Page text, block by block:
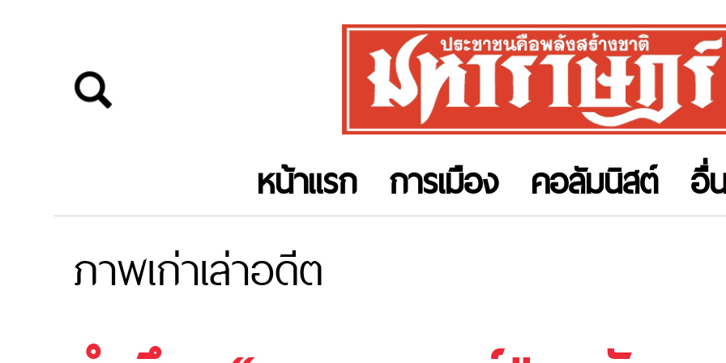
หน้าแรก การเมือง คอลัมนิสต์ อื่
ภาพเก่าเล่าอดีต